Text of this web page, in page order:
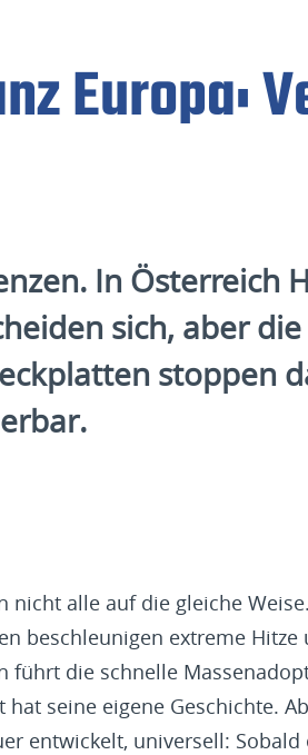
Europa:
In Österreich
sich, aber
stoppen
nicht alle auf die gleiche
beschleunigen extreme Hitze
führt die schnelle
hat seine eigene Geschichte.
entwickelt, universell: